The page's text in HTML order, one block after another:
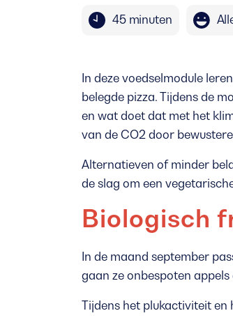
45 minuten
In deze voedselmodule
belegde pizza. Tijdens de
en wat doet dat met het
van de CO2 door
Alternatieven of minder
de slag om een
Biologisch
In de maand september
gaan ze onbespoten
Tijdens het plukactiviteit en